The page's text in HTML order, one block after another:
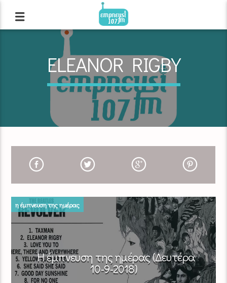
ELEANOR RIGBY
η έμπνευση της ημέρας
Η έμπνευση της ημέρας (Δευτέρα
10-9-2018)